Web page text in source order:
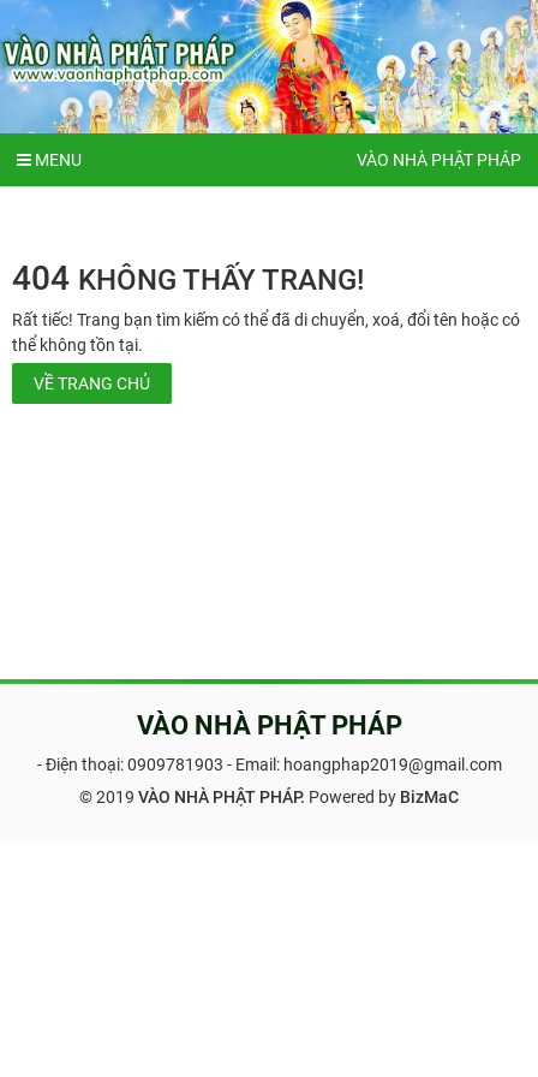
MENU VÀO NHÀ PHẬT PHÁP
404 KHÔNG THẤY TRANG!
Rất tiếc! Trang bạn tìm kiếm có thể đã di chuyển, xoá, đổi tên hoặc có
thể không tồn tại.
VỀ TRANG CHỦ
VÀO NHÀ PHẬT PHÁP
- Điện thoại:0909781903 - Email: hoangphap2019@gmail.com
© 2019 VÀO NHÀ PHẬT PHÁP. Powered by BizMaC